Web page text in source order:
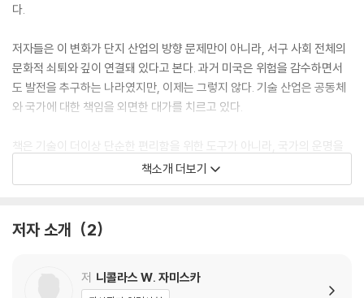
다.
저자들은 이 변화가 단지 산업의 방향 문제만이 아니라, 서구 사회 전체의
문화적 쇠퇴와 깊이 연결돼 있다고 본다. 과거 미국은 위험을 감수하면서
도 발전을 추구하는 나라였지만, 이제는 그렇지 않다. 기술 산업은 공동체
와 국가에 대한 책임을 외면한 대가를 치르고 있다.
책은 기술이 더이상 단순한 편리함을 위한 도구가 아니라, 국가의 운명을
좌우하는 전략 자산이 됐다고 강조한다. 특히 AI 같은 범용 기술은 민주주
의를 지탱하는 핵심이며, 세계 정치의 중심 요소로 떠오르고 있다.
저자들은 기술 산업이 이제 국가의 바깥이 아니라 중심에서 작동해야 한다
야 한다. 기술이 공공성과 책임을 외면한다면 민주주의도 지속될 수 없다
책소개 더보기
저자 소개 2
저 니콜라스 W. 자미스카